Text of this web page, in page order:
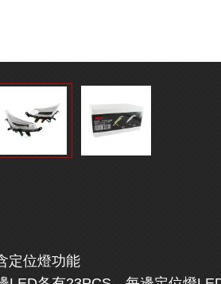
定位燈功能